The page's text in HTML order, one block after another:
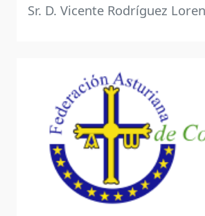
Sr. D. Vicente Rodríguez